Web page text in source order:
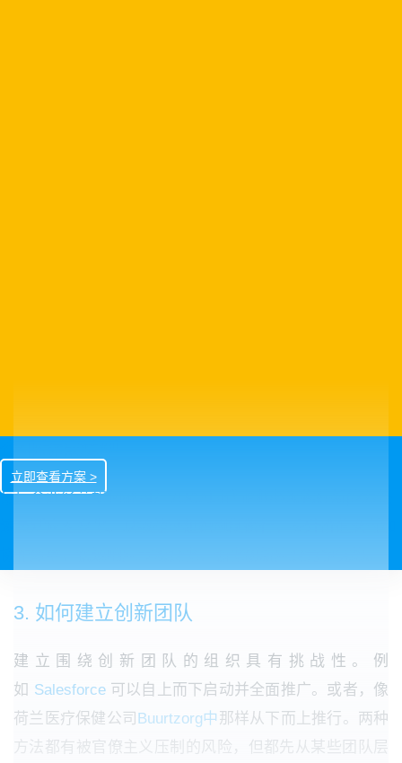
立即查看方案 >
疫后企业经营如何解困？VUCA时代企业必须构建新能力快
3. 如何建立创新团队
建立围绕创新团队的组织具有挑战性。例
如 Salesforce可以自上而下启动并全面推广。或者，像
荷兰医疗保健公司 Buurtzorg中 那样从下而上推行。两种
方法都有被官僚主义压制的风险，但都先从某些团队层